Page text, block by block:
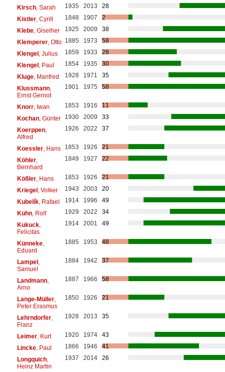
Kirsch, Sarah 1935 2013
28
Kistler, Cyrill 1848 1907
2
Klebe, Giselher 1925 2009
38
Klemperer, Otto 1885 1973
58
Klengel, Julius 1859 1933
28
Klengel, Paul 1854 1935
30
Kluge, Manfred 1928 1971
35
Klussmann,
Ernst Gernot
1901 1975 58
Knorr, Iwan 1853 1916
11
Kochan, Günter 1930 2009
33
Koerppen,
Alfred
1926 2022 37
Koessler, Hans 1853 1926
21
Köhler,
Bernhard
1849 1927 22
Kößler, Hans 1853 1926
21
Kriegel, Volker 1943 2003
20
Kubelík, Rafael 1914 1996
49
Kühn, Rolf 1929 2022
34
Kukuck,
Felicitas
1914 2001 49
Künneke,
Eduard
1885 1953 48
Lampel,
Samuel
1884 1942 37
Landmann,
Arno
1887 1966 58
Lange-Müller,
Peter Erasmus
1850 1926 21
Lehrndorfer,
Franz
1928 2013 35
Leimer, Kurt 1920 1974
43
Lincke, Paul 1866 1946
41
Longquich,
Heinz Martin
1937 2014 26